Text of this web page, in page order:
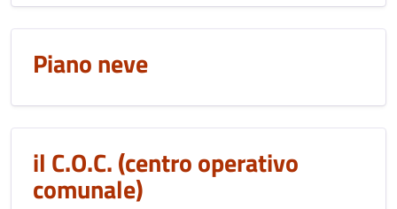
Piano neve
il C.O.C. (centro operativo
comunale)